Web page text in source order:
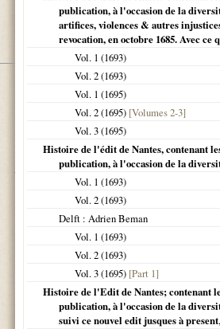
publication, à l'occasion de la
artifices, violences & autres
revocation, en octobre 1685. Avec
Vol. 1 (1693)
Vol. 2 (1693)
Vol. 1 (1695)
Vol. 2 (1695) [Volumes 2-3]
Vol. 3 (1695)
Histoire de l'édit de Nantes, contenant
publication, à l'occasion de la
Vol. 1 (1693)
Vol. 2 (1693)
Delft : Adrien Beman
Vol. 1 (1693)
Vol. 2 (1693)
Vol. 3 (1695) [Part 1]
Histoire de l'Edit de Nantes; contenant
publication, à l'occasion de la
suivi ce nouvel edit jusques à present